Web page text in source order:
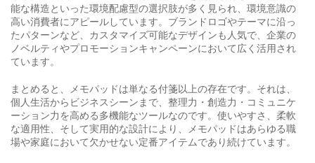
能な構造といった環境配慮型の選択肢が多く見られ、環境意識の
高い消費者にアピールしています。ブランドロゴやテーマに沿っ
たパターンなど、カスタマイズ可能なデザインも人気で、企業の
ノベルティやプロモーションキャンペーンにおいて広く活用され
ています。
まとめると、メモパッドは単なる付箋以上の存在です。それは、
個人生活からビジネスシーンまで、整理力・創造力・コミュニケ
ーション力を高める多機能なツールなのです。使いやすさ、柔軟
な適用性、そして実用的な設計により、メモパッドはあらゆる職
場や家庭において欠かせない定番アイテムであり続けています。